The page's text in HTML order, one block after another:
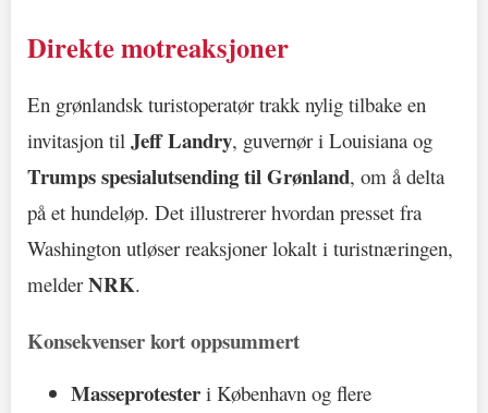
Direkte motreaksjoner
En grønlandsk turistoperatør trakk nylig tilbake en
invitasjon til Jeff Landry, guvernør i Louisiana og
Trumps spesialutsending til Grønland, om å delta
på et hundeløp. Det illustrerer hvordan presset fra
Washington utløser reaksjoner lokalt i turistnæringen,
melderNRK.
Konsekvenser kort oppsummert
Masseprotester i København og flere